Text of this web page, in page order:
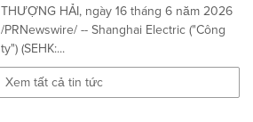
THƯỢNG HẢI, ngày 16 tháng 6 năm 2026
/PRNewswire/ -- Shanghai Electric ("Công
ty") (SEHK:...
Xem tất cả tin tức